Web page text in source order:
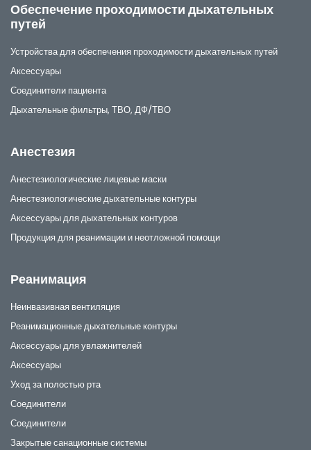
Обеспечение проходимости дыхательных
путей
Устройства для обеспечения проходимости дыхательных путей
Аксессуары
Соединители пациента
Дыхательные фильтры, ТВО, ДФ/ТВО
Анестезия
Анестезиологические лицевые маски
Анестезиологические дыхательные контуры
Аксессуары для дыхательных контуров
Продукция для реанимации и неотложной помощи
Реанимация
Неинвазивная вентиляция
Реанимационные дыхательные контуры
Аксессуары для увлажнителей
Аксессуары
Уход за полостью рта
Соединители
Соединители
Закрытые санационные системы